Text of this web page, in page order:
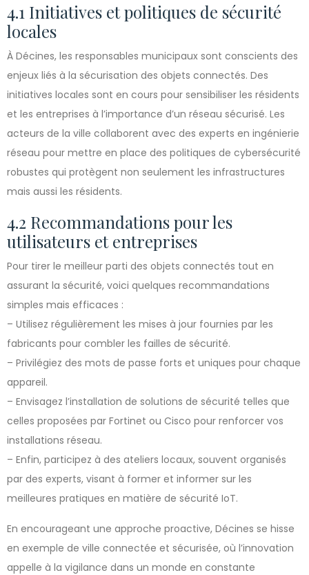
4.1 Initiatives et politiques de sécurité
locales
À Décines, les responsables municipaux sont conscients des
enjeux liés à la sécurisation des objets connectés. Des
initiatives locales sont en cours pour sensibiliser les résidents
et les entreprises à l’importance d’un réseau sécurisé. Les
acteurs de la ville collaborent avec des experts en ingénierie
réseau pour mettre en place des politiques de cybersécurité
robustes qui protègent non seulement les infrastructures
mais aussi les résidents.
4.2 Recommandations pour les
utilisateurs et entreprises
Pour tirer le meilleur parti des objets connectés tout en
assurant la sécurité, voici quelques recommandations
simples mais efficaces :
– Utilisez régulièrement les mises à jour fournies par les
fabricants pour combler les failles de sécurité.
– Privilégiez des mots de passe forts et uniques pour chaque
appareil.
– Envisagez l’installation de solutions de sécurité telles que
celles proposées par Fortinet ou Cisco pour renforcer vos
installations réseau.
– Enfin, participez à des ateliers locaux, souvent organisés
par des experts, visant à former et informer sur les
meilleures pratiques en matière de sécurité IoT.
En encourageant une approche proactive, Décines se hisse
en exemple de ville connectée et sécurisée, où l’innovation
appelle à la vigilance dans un monde en constante